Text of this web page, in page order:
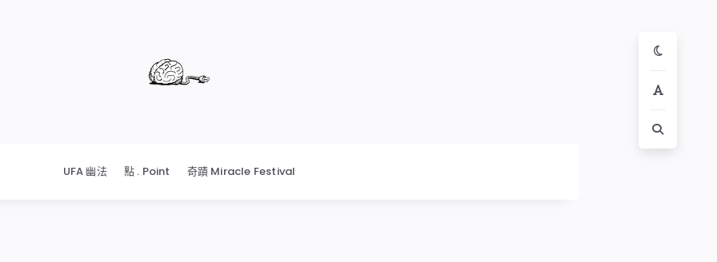
UFA 幽法 點 . Point 奇蹟 Miracle Festival